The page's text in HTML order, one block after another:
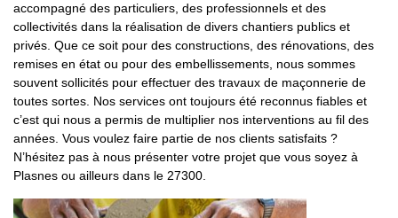
accompagné des particuliers, des professionnels et des
collectivités dans la réalisation de divers chantiers publics et
privés. Que ce soit pour des constructions, des rénovations, des
remises en état ou pour des embellissements, nous sommes
souvent sollicités pour effectuer des travaux de maçonnerie de
toutes sortes. Nos services ont toujours été reconnus fiables et
c’est qui nous a permis de multiplier nos interventions au fil des
années. Vous voulez faire partie de nos clients satisfaits ?
N’hésitez pas à nous présenter votre projet que vous soyez à
Plasnes ou ailleurs dans le 27300.